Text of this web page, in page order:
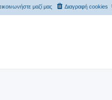
Διαγραφή cookies
μαζί μας